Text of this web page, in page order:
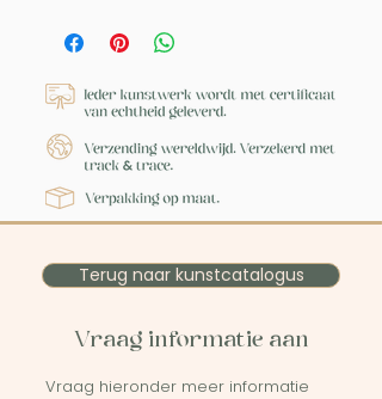
Terug naar kunstcatalogus
Vraag informatie aan
Vraag hieronder meer informatie